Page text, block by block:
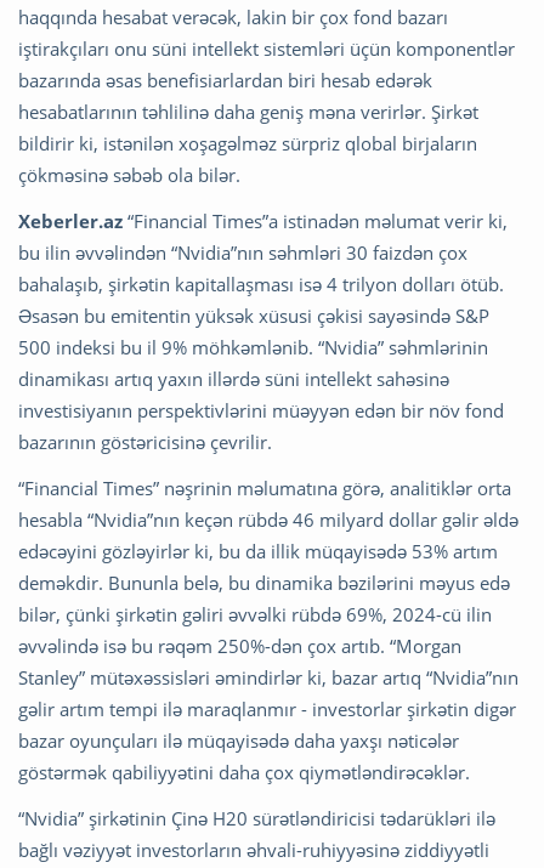
haqqında hesabat verəcək, lakin bir çox fond bazarı
iştirakçıları onu süni intellekt sistemləri üçün komponentlər
bazarında əsas benefisiarlardan biri hesab edərək
hesabatlarının təhlilinə daha geniş məna verirlər. Şirkət
bildirir ki, istənilən xoşagəlməz sürpriz qlobal birjaların
çökməsinə səbəb ola bilər.
Xeberler.az “Financial Times”a istinadən məlumat verir ki,
bu ilin əvvəlindən “Nvidia”nın səhmləri 30 faizdən çox
bahalaşıb, şirkətin kapitallaşması isə 4 trilyon dolları ötüb.
Əsasən bu emitentin yüksək xüsusi çəkisi sayəsində S&P
500 indeksi bu il 9% möhkəmlənib. “Nvidia” səhmlərinin
dinamikası artıq yaxın illərdə süni intellekt sahəsinə
investisiyanın perspektivlərini müəyyən edən bir növ fond
bazarının göstəricisinə çevrilir.
“Financial Times” nəşrinin məlumatına görə, analitiklər orta
hesabla “Nvidia”nın keçən rübdə 46 milyard dollar gəlir əldə
edəcəyini gözləyirlər ki, bu da illik müqayisədə 53% artım
deməkdir. Bununla belə, bu dinamika bəzilərini məyus edə
bilər, çünki şirkətin gəliri əvvəlki rübdə 69%, 2024-cü ilin
əvvəlində isə bu rəqəm 250%-dən çox artıb. “Morgan
Stanley” mütəxəssisləri əmindirlər ki, bazar artıq “Nvidia”nın
gəlir artım tempi ilə maraqlanmır - investorlar şirkətin digər
bazar oyunçuları ilə müqayisədə daha yaxşı nəticələr
göstərmək qabiliyyətini daha çox qiymətləndirəcəklər.
“Nvidia” şirkətinin Çinə H20 sürətləndiricisi tədarükləri ilə
bağlı vəziyyət investorların əhvali-ruhiyyəsinə ziddiyyətli